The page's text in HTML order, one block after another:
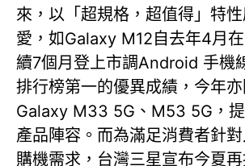
來，以「超規格，超值得」特
愛，如Galaxy M12自去年4月
續7個月登上市調Android 手機
排行榜第一的優異成績，今年
Galaxy M33 5G、M53 5G，
產品陣容。而為滿足消費者針
購機需求，台灣三星宣布今夏